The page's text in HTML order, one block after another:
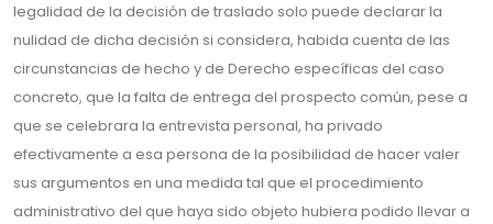
legalidad de la decisión de traslado solo puede declarar la
nulidad de dicha decisión si considera, habida cuenta de las
circunstancias de hecho y de Derecho específicas del caso
concreto, que la falta de entrega del prospecto común, pese a
que se celebrara la entrevista personal, ha privado
efectivamente a esa persona de la posibilidad de hacer valer
sus argumentos en una medida tal que el procedimiento
administrativo del que haya sido objeto hubiera podido llevar a